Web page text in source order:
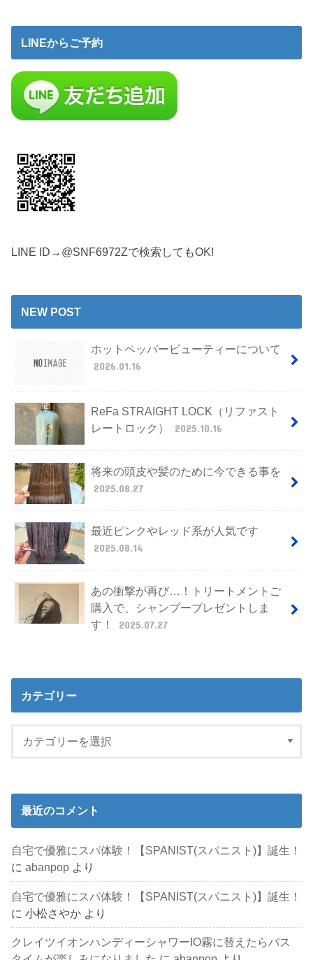
LINEからご予約
LINE ID→@SNF6972Zで検索してもOK!
NEW POST
ホットペッパービューティーについて
2026.01.16
ReFa STRAIGHT LOCK（リファスト
レートロック）
2025.10.16
将来の頭皮や髪のために今できる事を
2025.08.27
最近ピンクやレッド系が人気です
2025.08.14
あの衝撃が再び…！トリートメントご
購入で、シャンプープレゼントしま
す！
2025.07.27
カテゴリー
最近のコメント
自宅で優雅にスパ体験！【SPANIST(スパニスト)】誕生！
にabanpop より
自宅で優雅にスパ体験！【SPANIST(スパニスト)】誕生！
に小松さやか より
クレイツイオンハンディーシャワーIO霧に替えたらバス